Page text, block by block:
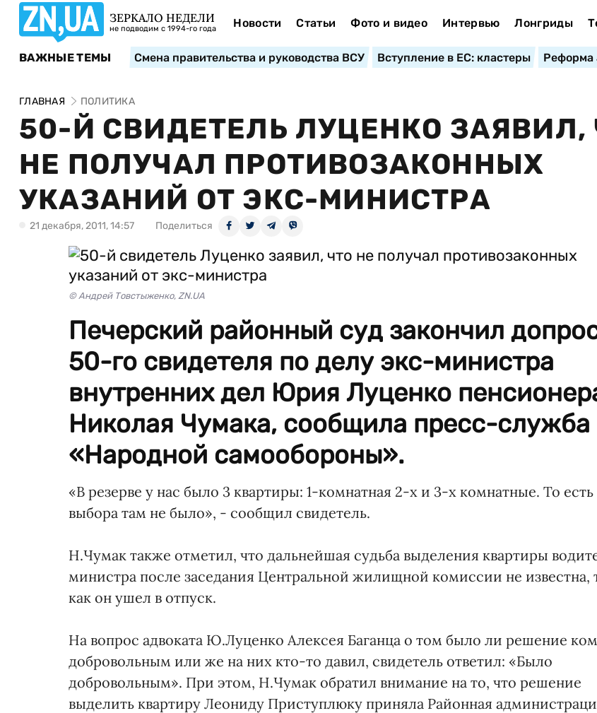
ЗЕРКАЛО НЕДЕЛИ
не подводим с 1994-го года Новости Статьи Фото и видео Интервью Лонгриды
ВАЖНЫЕ ТЕМЫ Смена правительства и руководства ВСУ Вступление в ЕС: кластеры Реформа
ГЛАВНАЯ ПОЛИТИКА
50-Й СВИДЕТЕЛЬ ЛУЦЕНКО ЗАЯВИЛ,
НЕ ПОЛУЧАЛ ПРОТИВОЗАКОННЫХ
УКАЗАНИЙ ОТ ЭКС-МИНИСТРА
21 декабря, 2011, 14:57 Поделиться
© Андрей Товстыженко, ZN.UA
Печерский районный суд закончил
50-го свидетеля по делу экс-министра
внутренних дел Юрия Луценко
Николая Чумака, сообщила пресс-служба
«Народной самообороны».
«В резерве у нас было 3 квартиры: 1-комнатная 2-х и 3-х комнатные. То есть
выбора там не было», - сообщил свидетель.
Н.Чумак также отметил, что дальнейшая судьба выделения квартиры
министра после заседания Центральной жилищной комиссии не известна,
как он ушел в отпуск.
На вопрос адвоката Ю.Луценко Алексея Баганца о том было ли решение
добровольным или же на них кто-то давил, свидетель ответил: «Было
добровольным». При этом, Н.Чумак обратил внимание на то, что решение
выделить квартиру Леониду Приступлюку приняла Районная